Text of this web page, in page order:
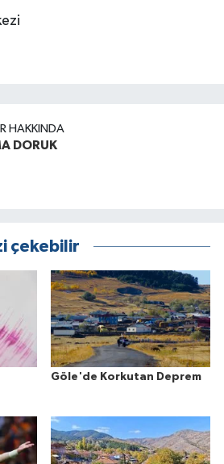
HAKKINDA
DORUK
çekebilir
Göle'de Korkutan Deprem